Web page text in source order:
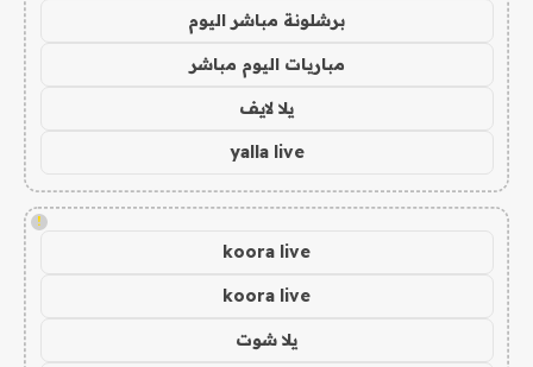
برشلونة مباشر اليوم
مباريات اليوم مباشر
يلا لايف
yalla live
!
koora live
koora live
يلا شوت